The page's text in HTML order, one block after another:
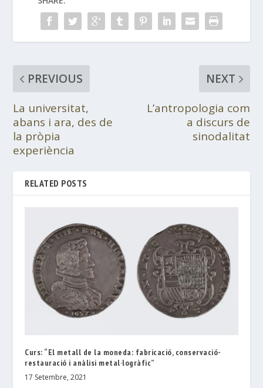
PREVIOUS
La universitat,
abans i ara, des de
la pròpia
experiència
NEXT
L’antropologia com
a discurs de
sinodalitat
RELATED POSTS
Curs: “El metall de la moneda: fabricació, conservació-
restauració i anàlisi metal·logràfic”
17 Setembre, 2021